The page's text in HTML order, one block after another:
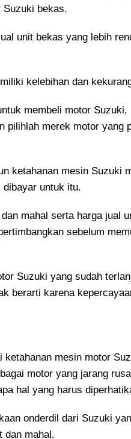
Suzuki bekas.
unit bekas yang lebih
kelebihan dan
membeli motor
pilihlah merek motor yang
ketahanan mesin Suzuki
dibayar untuk itu.
mahal serta harga jual
sebelum
Suzuki yang sudah
berarti karena
ketahanan mesin motor
motor yang jarang
hal yang harus
onderdil dari Suzuki
dan mahal.